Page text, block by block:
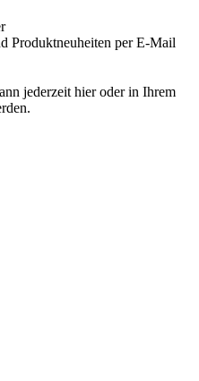
Produktneuheiten per E-Mail
jederzeit hier oder in Ihrem